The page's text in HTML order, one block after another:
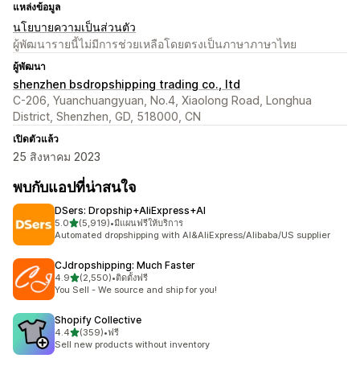
แหล่งข้อมูล
นโยบายความเป็นส่วนตัว
ผู้พัฒนารายนี้ไม่มีการช่วยเหลือโดยตรงเป็นภาษาภาษาไทย
ผู้พัฒนา
shenzhen bsdropshipping trading co., ltd
C-206, Yuanchuangyuan, No.4, Xiaolong Road, Longhua
District, Shenzhen, GD, 518000, CN
เปิดตัวแล้ว
25 สิงหาคม 2023
พบกับแอปที่น่าสนใจ
DSers: Dropship+AliExpress+AI
5.0เต็ม 5 ดาว
(5,919)
ทั้งหมด 5919 รีวิว
•มีแผนฟรีให้บริการ
Automated dropshipping with AI&AliExpress/Alibaba/US supplier
CJdropshipping: Much Faster
4.9เต็ม 5 ดาว
(2,550)
ทั้งหมด 2550 รีวิว
•ติดตั้งฟรี
You Sell - We source and ship for you!
Shopify Collective
4.4เต็ม 5 ดาว
(359)
ทั้งหมด 359 รีวิว
•ฟรี
Sell new products without inventory